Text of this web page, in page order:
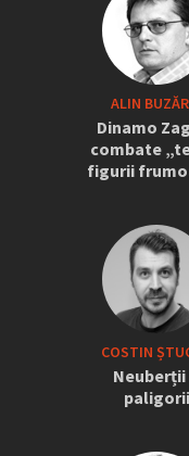
ALIN
Dinamo
combate
figurii
COSTIN
Neuberții
paligorii